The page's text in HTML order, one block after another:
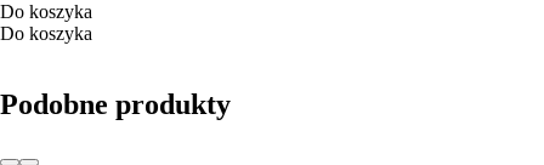
Do koszyka
Do koszyka
Podobne produkty